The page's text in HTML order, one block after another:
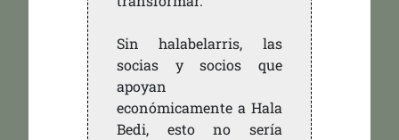
Sin halabelarris, las
socias y socios que
apoyan
económicamente a Hala
Bedi, esto no sería